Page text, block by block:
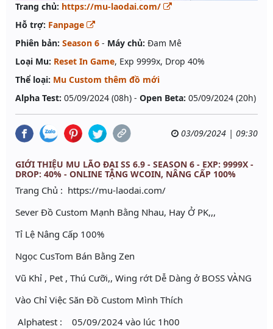
Trang chủ: https://mu-laodai.com/
Hỗ trợ: Fanpage
Phiên bản: Season 6 - Máy chủ: Đam Mê
Loại Mu: Reset In Game, Exp 9999x, Drop 40%
Thể loại: Mu Custom thêm đồ mới
Alpha Test: 05/09/2024 (08h) - Open Beta: 05/09/2024 (20h)
03/09/2024 | 09:30
GIỚI THIỆU MU LÃO ĐẠI SS 6.9 - SEASON 6 - EXP: 9999X -
DROP: 40% - ONLINE TẶNG WCOIN, NÂNG CẤP 100%
Trang Chủ : https://mu-laodai.com/
Sever Đồ Custom Mạnh Bằng Nhau, Hay Ở PK,,,
Tỉ Lệ Nâng Cấp 100%
Ngọc CusTom Bán Bằng Zen
Vũ Khỉ , Pet , Thú Cưỡi,, Wing rớt Dễ Dàng ở BOSS VÀNG
Vào Chỉ Việc Săn Đồ Custom Mình Thích
Alphatest : 05/09/2024 vào lúc 1h00